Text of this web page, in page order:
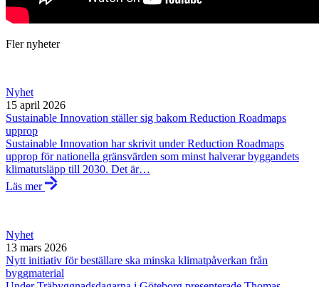
Fler nyheter
Nyhet
15 april 2026
Sustainable Innovation ställer sig bakom Reduction Roadmaps
upprop
Sustainable Innovation har skrivit under Reduction Roadmaps
upprop för nationella gränsvärden som minst halverar byggandets
klimatutsläpp till 2030. Det är…
Läs mer
Nyhet
13 mars 2026
Nytt initiativ för beställare ska minska klimatpåverkan från
byggmaterial